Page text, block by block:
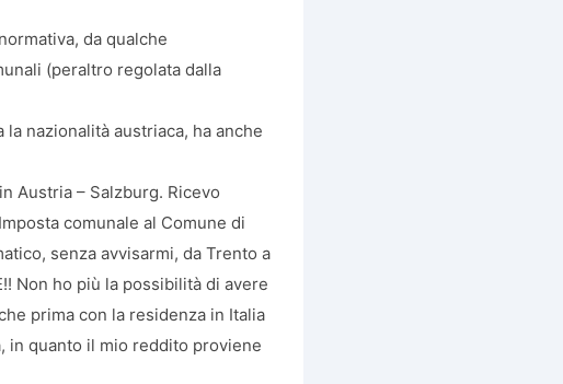
da qualche
(peraltro regolata dalla
nazionalità austriaca, ha anche
Austria – Salzburg. Ricevo
comunale al Comune di
senza avvisarmi, da Trento a
Non ho più la possibilità di avere
prima con la residenza in Italia
in quanto il mio reddito proviene